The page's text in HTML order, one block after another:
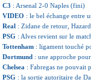
C3 : Arsenal 2-0 Naples (fini)
VIDEO : le bel échange entre
Real : Zidane de retour,
PSG : Alves revient sur le
Tottenham : ligament touché
Dortmund : une approche
Chelsea : Fabregas ne pouvait
PSG : la sortie autoritaire de